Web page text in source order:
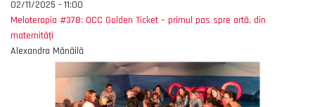
02/11/2025 - 11:00
Meloterapia #378: OCC Golden Ticket – primul pas spre artă, din
maternități
Alexandra Mănăilă